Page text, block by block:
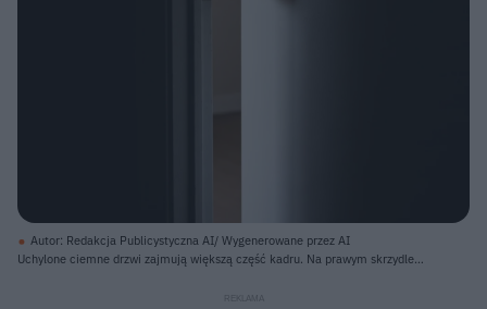
Autor: Redakcja Publicystyczna AI/ Wygenerowane przez AI
Uchylone ciemne drzwi zajmują większą część kadru. Na prawym skrzydle
powierzchnię. Pomiędzy skrzydłami drzwi, w centrum, widać jasną szczelinę,